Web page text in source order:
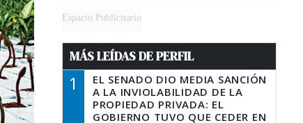
Espacio Publicitario
MÁS LEÍDAS DE PERFIL
1
EL SENADO DIO MEDIA SANCIÓN
A LA INVIOLABILIDAD DE LA
PROPIEDAD PRIVADA: EL
GOBIERNO TUVO QUE CEDER EN